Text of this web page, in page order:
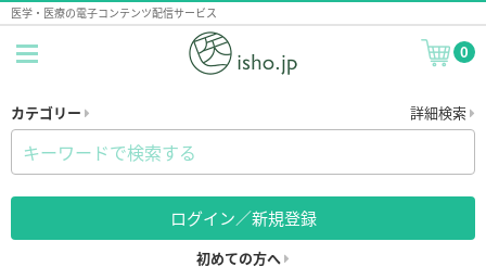
医学・医療の電子コンテンツ配信サービス
0
カテゴリー 詳細検索
ログイン／新規登録
初めての方へ